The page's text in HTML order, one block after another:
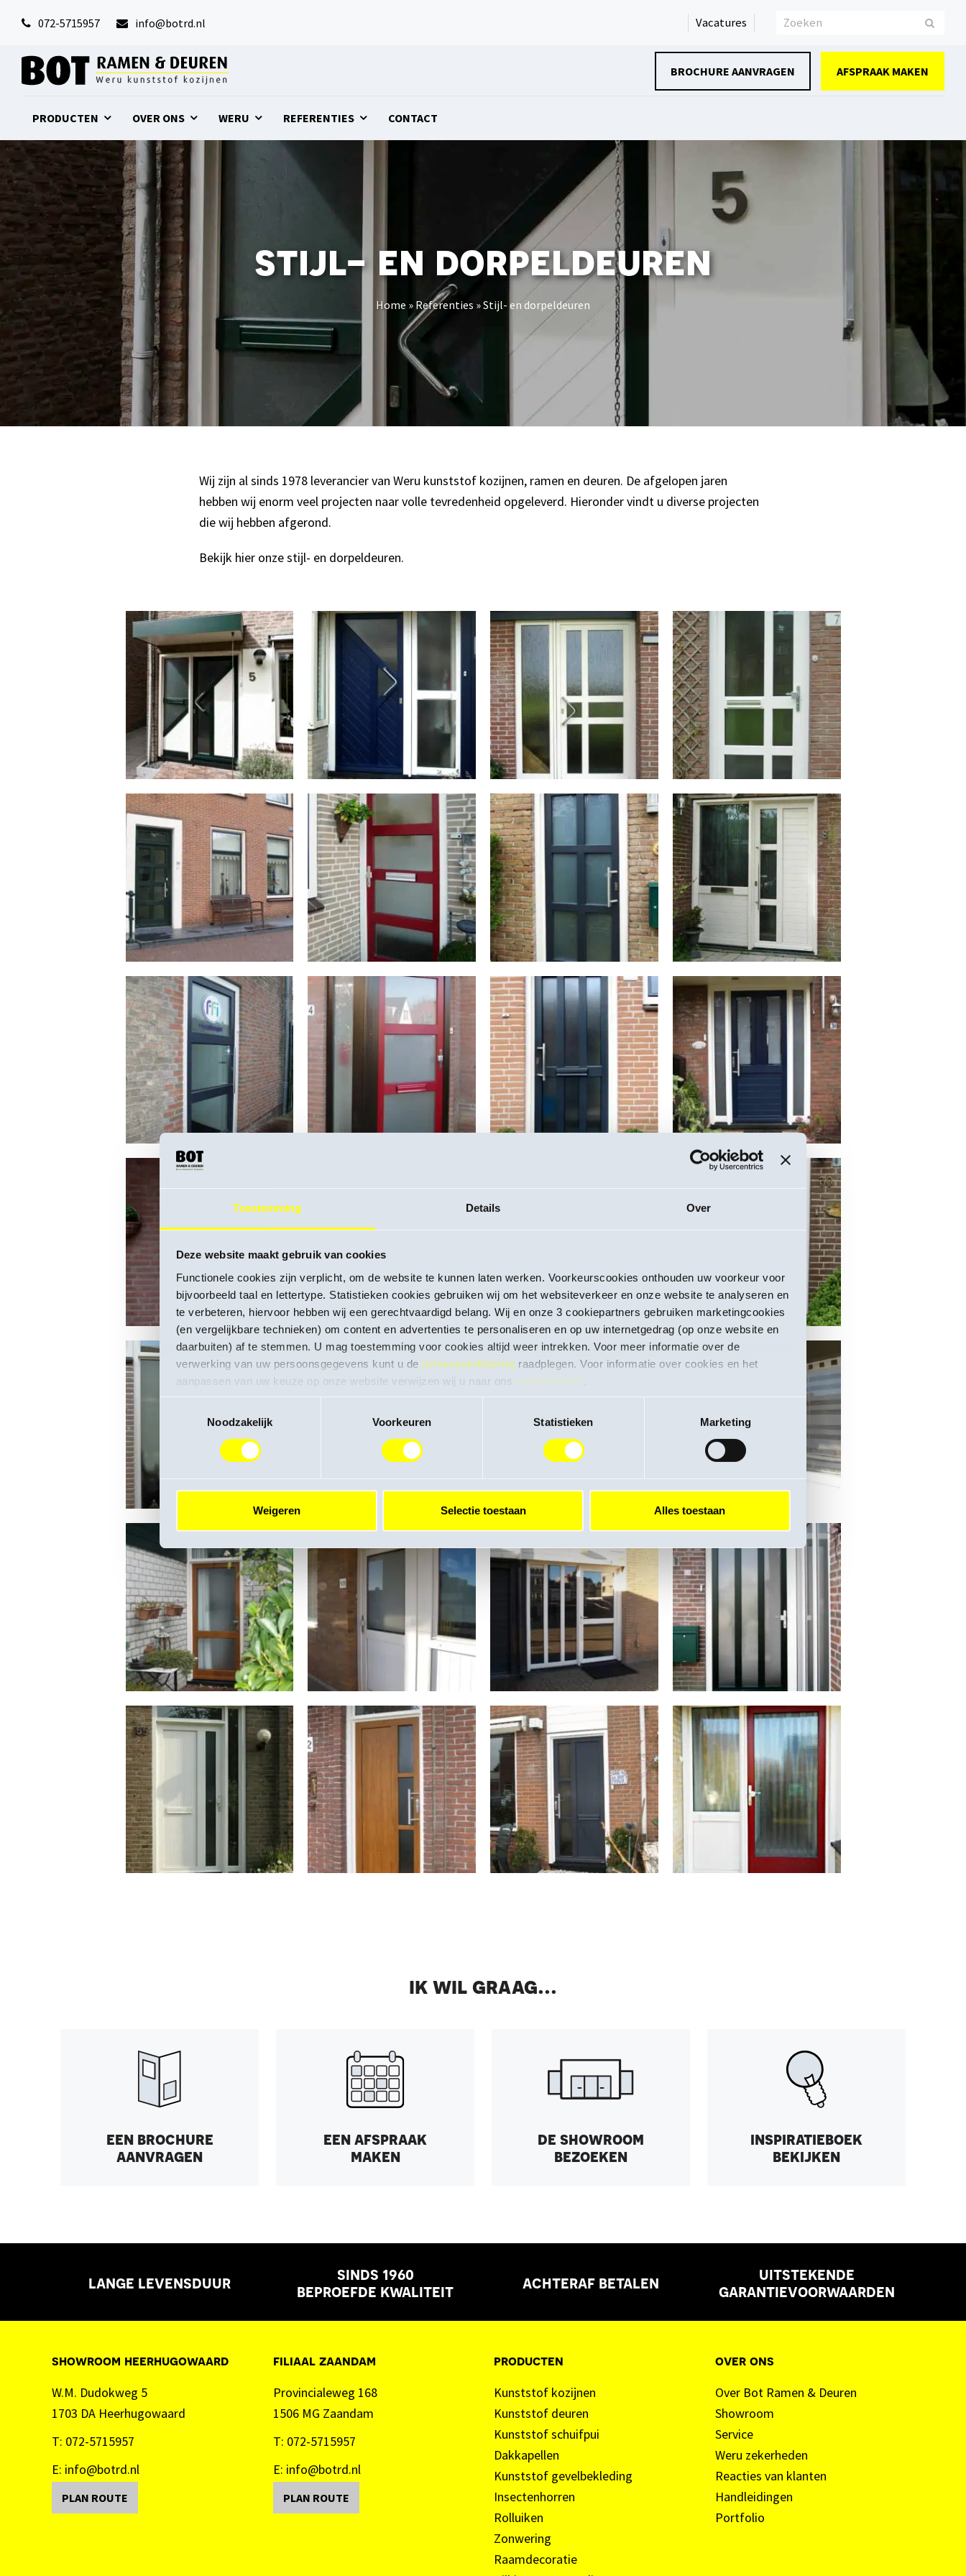
Toestemming Details Over
Deze website maakt gebruik van cookies
Functionele cookies zijn verplicht, om de website te kunnen laten werken. Voorkeurscookies onthouden uw voorkeur voor
bijvoorbeeld taal en lettertype. Statistieken cookies gebruiken wij om het websiteverkeer en onze website te analyseren en
te verbeteren, hiervoor hebben wij een gerechtvaardigd belang. Wij en onze 3 cookiepartners gebruiken marketingcookies
(en vergelijkbare technieken) om content en advertenties te personaliseren en op uw internetgedrag (op onze website en
daarbuiten) af te stemmen. U mag toestemming voor cookies altijd weer intrekken. Voor meer informatie over de
verwerking van uw persoonsgegevens kunt u de privacyverklaring raadplegen. Voor informatie over cookies en het
aanpassen van uw keuze op onze website verwijzen wij u naar ons cookiebeleid
Noodzakelijk
Voorkeuren Statistieken Marketing
Weigeren Selectie toestaan Alles toestaan
072-5715957 info@botrd.nl Vacatures Zoeken
PRODUCTEN OVER ONS WERU REFERENTIES CONTACT
BROCHURE AANVRAGEN AFSPRAAK MAKEN
stijl- en dorpeldeuren
Home » Referenties »Stijl- en dorpeldeuren
Wij zijn al sinds 1978 leverancier van Weru kunststof kozijnen, ramen en deuren. De afgelopen jaren
hebben wij enorm veel projecten naar volle tevredenheid opgeleverd. Hieronder vindt u diverse projecten
die wij hebben afgerond.
Bekijk hier onze stijl- en dorpeldeuren.
ik wil graag...
een brochure
aanvragen
een afspraak
maken
de showroom
bezoeken
inspiratieboek
bekijken
lange levensduur
sinds 1960
beproefde kwaliteit
achteraf betalen
uitstekende
garantievoorwaarden
showroom heerhugowaard
W.M. Dudokweg 5
1703 DA Heerhugowaard
T: 072-5715957
E: info@botrd.nl
PLAN ROUTE
filiaal zaandam
Provincialeweg 168
1506 MG Zaandam
T: 072-5715957
E: info@botrd.nl
PLAN ROUTE
producten
Kunststof kozijnen
Kunststof deuren
Kunststof schuifpui
Dakkapellen
Kunststof gevelbekleding
Insectenhorren
Rolluiken
Zonwering
Raamdecoratie
over ons
Over Bot Ramen & Deuren
Showroom
Service
Weru zekerheden
Reacties van klanten
Handleidingen
Portfolio